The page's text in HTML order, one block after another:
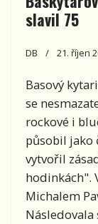
slavil 75
DB 21. říjen
Basový
se
rockové i
působil jako
vytvořil
hodinkách".
Michalem
Následovala